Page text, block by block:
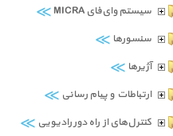
سیستم وای‌فای MICRA ≫
سنسورها ≫
آژیرها ≫
ارتباطات و پیام رسانی ≫
کنترل‌های از راه دور رادیویی ≫